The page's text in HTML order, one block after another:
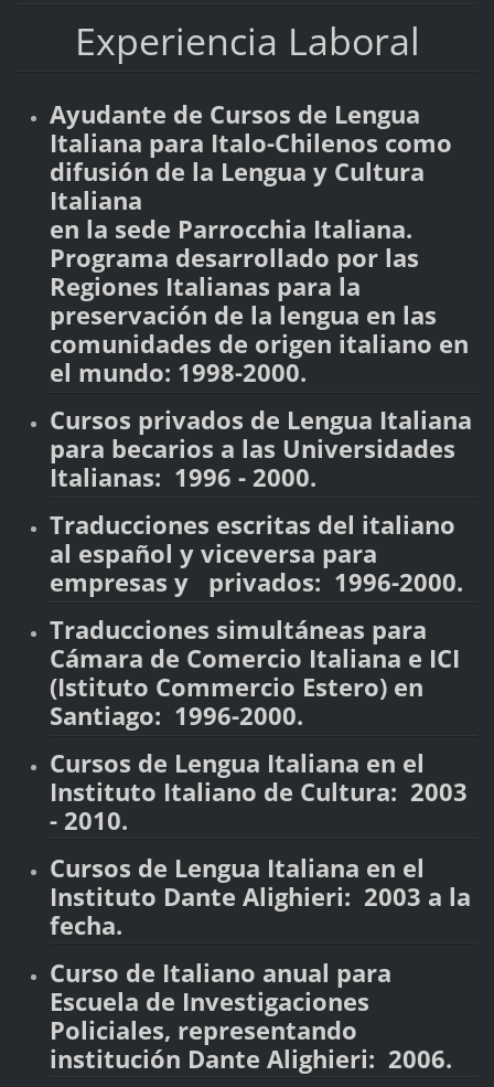
Experiencia Laboral
Ayudante de Cursos de Lengua
Italiana para Italo-Chilenos como
difusión de la Lengua y Cultura
Italiana
en la sede Parrocchia Italiana.
Programa desarrollado por las
Regiones Italianas para la
preservación de la lengua en las
comunidades de origen italiano en
el mundo: 1998-2000.
Cursos privados de Lengua Italiana
para becarios a las Universidades
Italianas: 1996 - 2000.
Traducciones escritas del italiano
al español y viceversa para
empresas y privados: 1996-2000.
Traducciones simultáneas para
Cámara de Comercio Italiana e ICI
(Istituto Commercio Estero) en
Santiago: 1996-2000.
Cursos de Lengua Italiana en el
Instituto Italiano de Cultura: 2003
- 2010.
Cursos de Lengua Italiana en el
Instituto Dante Alighieri: 2003 a la
fecha.
Curso de Italiano anual para
Escuela de Investigaciones
Policiales, representando
institución Dante Alighieri: 2006.